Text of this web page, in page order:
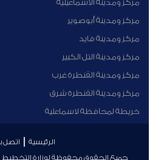
مركز ومدينة الاسماعيلية
مركز ومدينة أبوصوير
مركز ومدينة فايد
مركز ومدينة التل الكبير
مركز ومدينة القنطرة غرب
مركز ومدينة القنطرة شرق
خريطة لمحافظة لاسماعلية
الرئيسية
اتصل
جميع الحقوق محفوظة لوزارة التخطيط